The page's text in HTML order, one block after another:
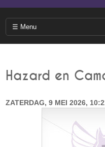
Hazard en
ZATERDAG, 9 MEI 2026,